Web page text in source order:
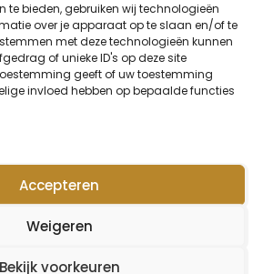
te bieden, gebruiken wij technologieën
over je apparaat op te slaan en/of te
met deze technologieën kunnen
of unieke ID's op deze site
geeft of uw toestemming
invloed hebben op bepaalde functies
Accepteren
Weigeren
Bekijk voorkeuren
Design - BE1007.377.068
8791 Beveren-Leie (Waregem) -